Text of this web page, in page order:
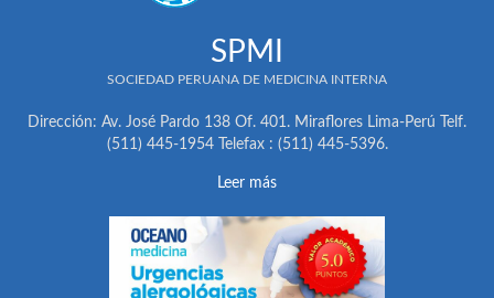
SPMI
SOCIEDAD PERUANA DE MEDICINA INTERNA
Dirección: Av. José Pardo 138 Of. 401. Miraflores Lima-Perú Telf.
(511) 445-1954 Telefax : (511) 445-5396.
Leer más